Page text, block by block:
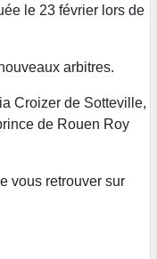
le 23 février lors de
arbitres.
Croizer de Sotteville,
de Rouen Roy
vous retrouver sur